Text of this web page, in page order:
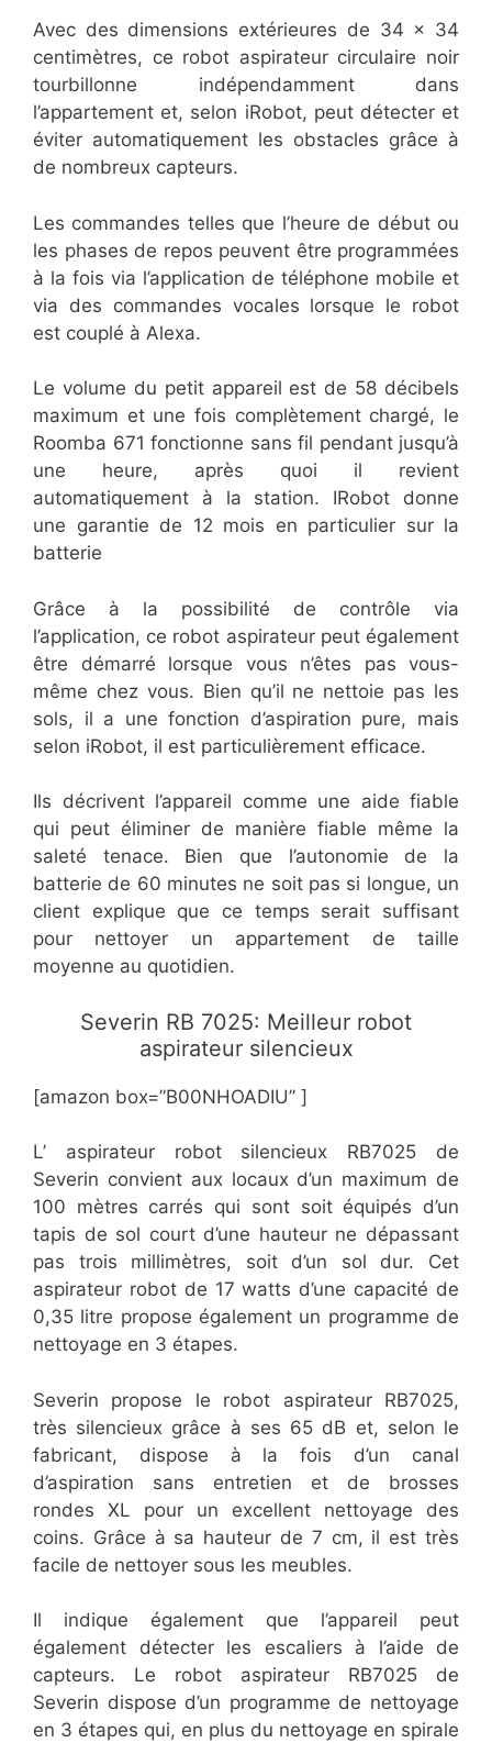
Avec des dimensions extérieures de 34 × 34
centimètres, ce robot aspirateur circulaire noir
tourbillonne indépendamment dans
l’appartement et, selon iRobot, peut détecter et
éviter automatiquement les obstacles grâce à
de nombreux capteurs.
Les commandes telles que l’heure de début ou
les phases de repos peuvent être programmées
à la fois via l’application de téléphone mobile et
via des commandes vocales lorsque le robot
est couplé à Alexa.
Le volume du petit appareil est de 58 décibels
maximum et une fois complètement chargé, le
Roomba 671 fonctionne sans fil pendant jusqu’à
une heure, après quoi il revient
automatiquement à la station. IRobot donne
une garantie de 12 mois en particulier sur la
batterie
Grâce à la possibilité de contrôle via
l’application, ce robot aspirateur peut également
être démarré lorsque vous n’êtes pas vous-
même chez vous. Bien qu’il ne nettoie pas les
sols, il a une fonction d’aspiration pure, mais
selon iRobot, il est particulièrement efficace.
Ils décrivent l’appareil comme une aide fiable
qui peut éliminer de manière fiable même la
saleté tenace. Bien que l’autonomie de la
batterie de 60 minutes ne soit pas si longue, un
client explique que ce temps serait suffisant
pour nettoyer un appartement de taille
moyenne au quotidien.
Severin RB 7025: Meilleur robot
aspirateur silencieux
[amazon box=”B00NHOADIU” ]
L’ aspirateur robot silencieux RB7025 de
Severin convient aux locaux d’un maximum de
100 mètres carrés qui sont soit équipés d’un
tapis de sol court d’une hauteur ne dépassant
pas trois millimètres, soit d’un sol dur. Cet
aspirateur robot de 17 watts d’une capacité de
0,35 litre propose également un programme de
nettoyage en 3 étapes.
Severin propose le robot aspirateur RB7025,
très silencieux grâce à ses 65 dB et, selon le
fabricant, dispose à la fois d’un canal
d’aspiration sans entretien et de brosses
rondes XL pour un excellent nettoyage des
coins. Grâce à sa hauteur de 7 cm, il est très
facile de nettoyer sous les meubles.
Il indique également que l’appareil peut
également détecter les escaliers à l’aide de
capteurs. Le robot aspirateur RB7025 de
Severin dispose d’un programme de nettoyage
en 3 étapes qui, en plus du nettoyage en spirale